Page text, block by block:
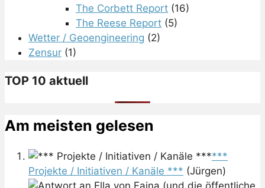
The Corbett Report (16)
The Reese Report (5)
Wetter / Geoengineering (2)
Zensur (1)
TOP 10 aktuell
Am meisten gelesen
***
Projekte / Initiativen / Kanäle *** (Jürgen)